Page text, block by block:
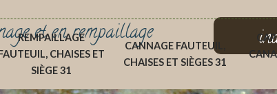
et en rempaillage
REMPAILLAGE
CHAISES ET
SIÈGE 31
CANNAGE FAUTEUIL,
CHAISES ET SIÈGES 31